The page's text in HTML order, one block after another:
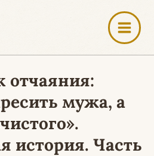
отчаяния:
мужа, а
история. Часть